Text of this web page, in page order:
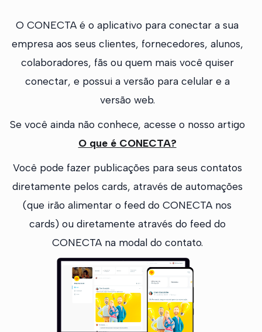
O CONECTA é o aplicativo para conectar a sua
empresa aos seus clientes, fornecedores, alunos,
colaboradores, fãs ou quem mais você quiser
conectar, e possui a versão para celular e a
versão web.
Se você ainda não conhece, acesse o nosso artigo
O que é CONECTA?
Você pode fazer publicações para seus contatos
diretamente pelos cards, através de automações
(que irão alimentar o feed do CONECTA nos
cards) ou diretamente através do feed do
CONECTA na modal do contato.